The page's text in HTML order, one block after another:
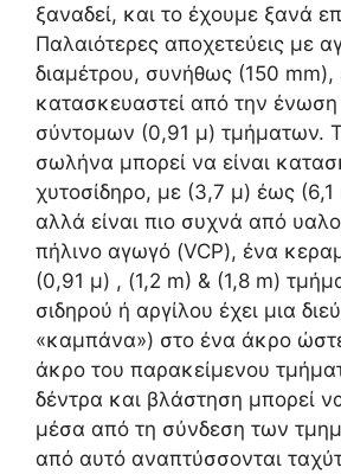
ξαναδεί, και το έχουμε ξανά
Παλαιότερες αποχετεύεις με
διαμέτρου, συνήθως (150
κατασκευαστεί από την ένωση
σύντομων (0,91 μ) τμήματων.
σωλήνα μπορεί να είναι
χυτοσίδηρο, με (3,7 μ) έως
αλλά είναι πιο συχνά από
πήλινο αγωγό (VCP), ένα
(0,91 μ) , (1,2 m) & (1,8 m)
σιδηρού ή αργίλου έχει μια
«καμπάνα») στο ένα άκρο
άκρο του παρακείμενου
δέντρα και βλάστηση μπορεί
μέσα από τη σύνδεση των
από αυτό αναπτύσσονται